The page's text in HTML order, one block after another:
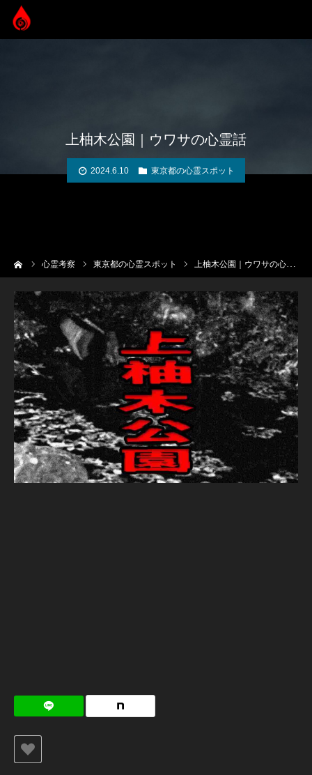
上柚木公園｜ウワサの心霊話
2024.6.10 東京都の心霊スポット
心霊考察 東京都の心霊スポット 上柚木公園｜ウワサの心霊話